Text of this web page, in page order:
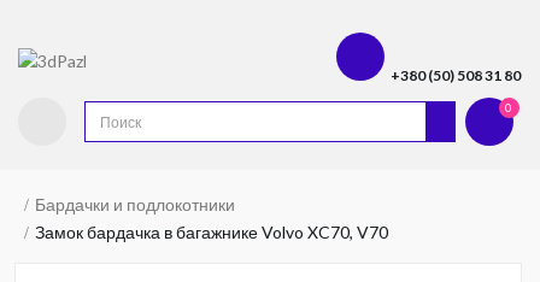
+380 (50) 508 31 80
0
Бардачки и подлокотники
Замок бардачка в багажнике Volvo XC70, V70